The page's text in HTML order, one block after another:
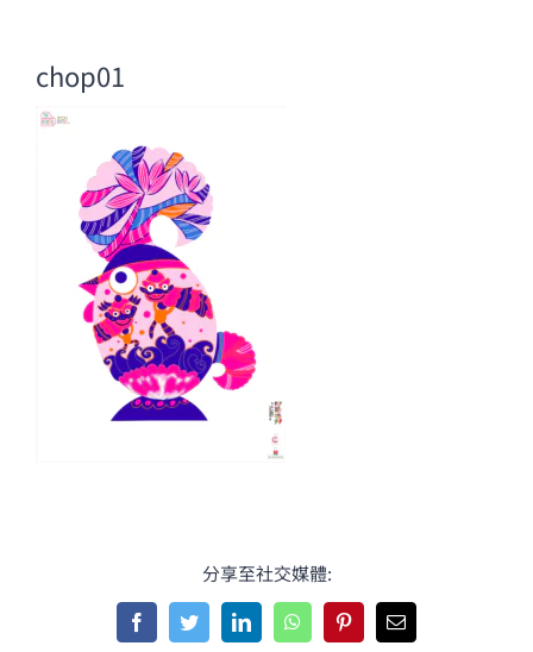
chop01
分享至社交媒體:
FacebookTwitterLinkedInWhatsAppPinterestEmail